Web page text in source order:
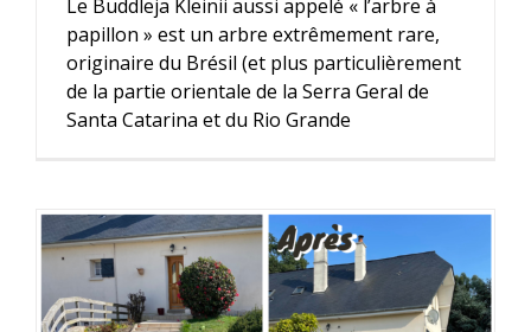
Le Buddleja Kleinii aussi appelé « l’arbre à
papillon » est un arbre extrêmement rare,
originaire du Brésil (et plus particulièrement
de la partie orientale de la Serra Geral de
Santa Catarina et du Rio Grande